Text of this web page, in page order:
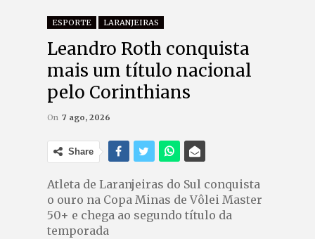
ESPORTE LARANJEIRAS
Leandro Roth conquista
mais um título nacional
pelo Corinthians
On 7 ago, 2026
Share
Atleta de Laranjeiras do Sul conquista
o ouro na Copa Minas de Vôlei Master
50+ e chega ao segundo título da
temporada